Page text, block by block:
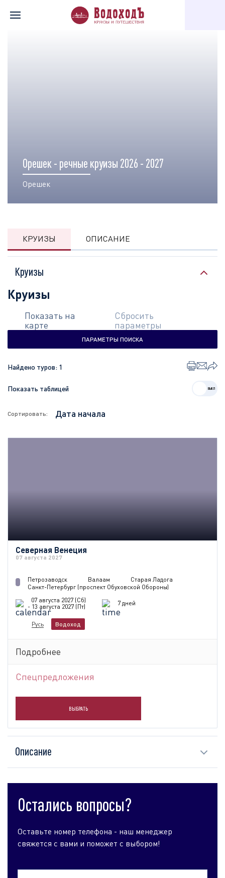
Главная Перечень всех доступных круизов
Орешек - речные круизы 2026 - 2027
Орешек
КРУИЗЫ ОПИСАНИЕ
Круизы
Круизы
Показать на
карте
Сбросить
параметры
ПАРАМЕТРЫ ПОИСКА
Показать таблицей
Найдено туров: 1
Сортировать:
Северная Венеция
07 августа 2027
Петрозаводск Валаам
Старая Ладога
Санкт-Петербург (проспект Обуховской Обороны)
07 августа 2027 (Сб)
- 13 августа 2027 (Пт)
7 дней
Русь Водоход
Подробнее
Спецпредложения
ВЫБРАТЬ
Описание
Остались вопросы?
Оставьте номер телефона - наш менеджер
свяжется с вами и поможет с выбором!